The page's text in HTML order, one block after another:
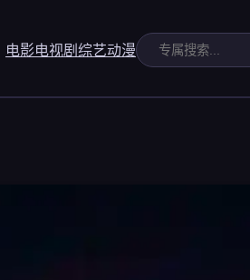
电影电视剧综艺动漫